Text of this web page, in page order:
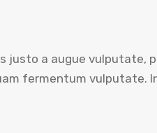
justo a augue vulputate,
fermentum vulputate.